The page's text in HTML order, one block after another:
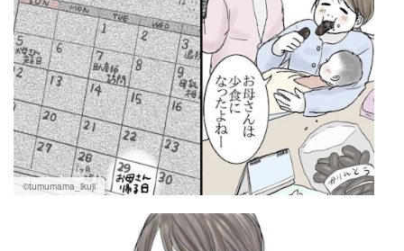
©tumumama_ikuji